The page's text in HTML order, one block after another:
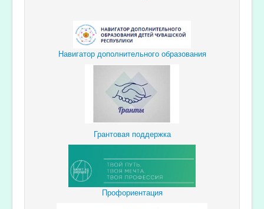
Навигатор дополнительного образования
Грантовая поддержка
Профориентация